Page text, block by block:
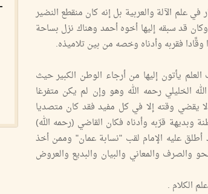
علم الآلة والعربية بل إنه كان منقطع النضير
وكان قد سبقه إليها أخوه أحمد وهناك نزل بساحة
وقَّادا فقربه وأدناه وخصه من بين تلاميذه.
يأتون إليها من أرجاء الوطن الكبير حيث
الخليلي رحمه الله وهو وإن لم يكن متفرغا
لا يقضي وقته إلا في كل مفيد فقد كان متصديا
قرّبه وأدناه فكان القاضي (رحمه الله)
عليه الإمام لقب "نسابة عمان" وممن أخذ
والصرف والمعاني والبيان والبديع والعروض
الكلام .